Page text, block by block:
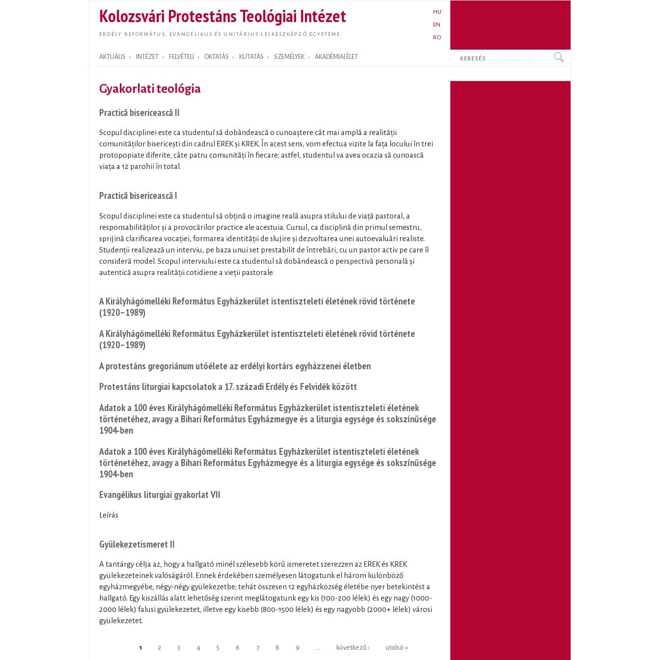
tartalomra
Kolozsvári Protestáns Teológiai Intézet
ERDÉLY REFORMÁTUS, EVANGÉLIKUS ÉS UNITÁRIUS LELKÉSZKÉPZŐ EGYETEME
HU
EN
RO
AKTUÁLIS INTÉZET FELVÉTELI OKTATÁS KUTATÁS SZEMÉLYEK AKADÉMIAI ÉLET
Search form
Keresés
Gyakorlati teológia
Practică bisericească II
Scopul disciplinei este ca studentul să dobândească o cunoaștere cât mai amplă a realității
comunităților bisericești din cadrul EREK și KREK. În acest sens, vom efectua vizite la fața locului în trei
protopopiate diferite, câte patru comunități în fiecare; astfel, studentul va avea ocazia să cunoască
viața a 12 parohii în total.
Practică bisericească I
Scopul disciplinei este ca studentul să obțină o imagine reală asupra stilului de viață pastoral, a
responsabilităților și a provocărilor practice ale acestuia. Cursul, ca disciplină din primul semestru,
sprijină clarificarea vocației, formarea identității de slujire și dezvoltarea unei autoevaluări realiste.
Studenții realizează un interviu, pe baza unui set prestabilit de întrebări, cu un pastor activ pe care îl
consideră model. Scopul interviului este ca studentul să dobândească o perspectivă personală și
autentică asupra realității cotidiene a vieții pastorale.
A Királyhágómelléki Református Egyházkerület istentiszteleti életének rövid története
(1920–1989)
A Királyhágómelléki Református Egyházkerület istentiszteleti életének rövid története
(1920–1989)
A protestáns gregoriánum utóélete az erdélyi kortárs egyházzenei életben
Protestáns liturgiai kapcsolatok a 17. századi Erdély és Felvidék között
Adatok a 100 éves Királyhágómelléki Református Egyházkerület istentiszteleti életének
történetéhez, avagy a Bihari Református Egyházmegye és a liturgia egysége és sokszínűsége
1904-ben
Adatok a 100 éves Királyhágómelléki Református Egyházkerület istentiszteleti életének
történetéhez, avagy a Bihari Református Egyházmegye és a liturgia egysége és sokszínűsége
1904-ben
Evangélikus liturgiai gyakorlat VII
Leírás
Gyülekezetismeret II
A tantárgy célja az, hogy a hallgató minél szélesebb körű ismeretet szerezzen az EREK és KREK
gyülekezeteinek valóságáról. Ennek érdekében személyesen látogatunk el három különböző
egyházmegyébe, négy-négy gyülekezetbe; tehát összesen 12 egyházközség életébe nyer betekintést a
hallgató. Egy kiszállás alatt lehetőség szerint meglátogatunk egy kis (100-200 lélek) és egy nagy (1000-
2000 lélek) falusi gyülekezetet, illetve egy kisebb (800-1500 lélek) és egy nagyobb (2000+ lélek) városi
gyülekezetet.
1 2 3 4 5 6 7 8 9 következő › utolsó »